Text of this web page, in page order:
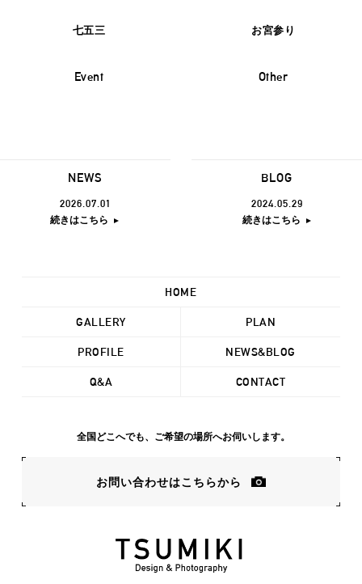
七五三 お宮参り
Event Other
NEWS
2026.07.01
続きはこちら
BLOG
2024.05.29
続きはこちら
HOME
GALLERY PLAN
PROFILE NEWS&BLOG
Q&A CONTACT
全国どこへでも、ご希望の場所へお伺いします。
お問い合わせはこちらから